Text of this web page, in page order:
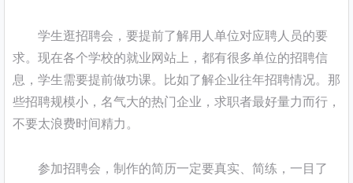
学生逛招聘会，要提前了解用人单位对应聘人员的要
求。现在各个学校的就业网站上，都有很多单位的招聘信
息，学生需要提前做功课。比如了解企业往年招聘情况。那
些招聘规模小，名气大的热门企业，求职者最好量力而行，
不要太浪费时间精力。
参加招聘会，制作的简历一定要真实、简练，一目了